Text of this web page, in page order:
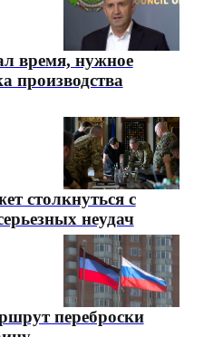
время, нужное
производства
столкнуться с
неудач
переброски